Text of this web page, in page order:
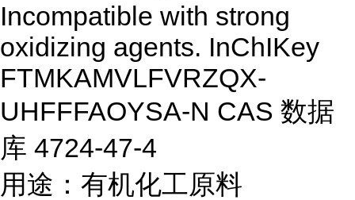
Incompatible with strong
oxidizing agents. InChIKey
FTMKAMVLFVRZQX-
UHFFFAOYSA-N CAS 数据
库 4724-47-4
用途：有机化工原料